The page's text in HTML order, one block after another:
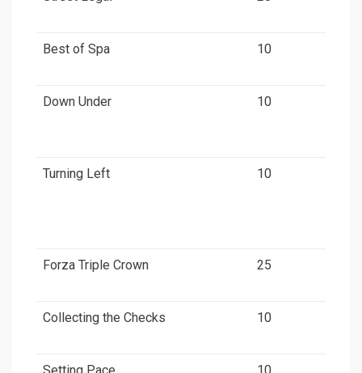
Best of Spa 10
Down Under 10
Turning Left 10
Forza Triple Crown 25
Collecting the Checks 10